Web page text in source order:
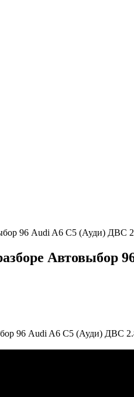
96 Audi A6 C5 (Ауди)
96 Audi A6 C5 (Ауди) ДВС